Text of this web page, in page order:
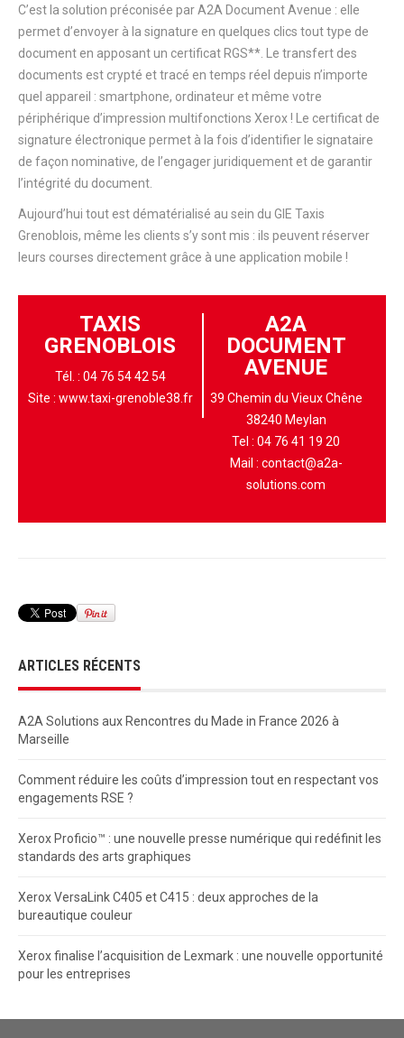
C’est la solution préconisée par A2A Document Avenue : elle
permet d’envoyer à la signature en quelques clics tout type de
document en apposant un certificat RGS**. Le transfert des
documents est crypté et tracé en temps réel depuis n’importe
quel appareil : smartphone, ordinateur et même votre
périphérique d’impression multifonctions Xerox ! Le certificat de
signature électronique permet à la fois d’identifier le signataire
de façon nominative, de l’engager juridiquement et de garantir
l’intégrité du document.
Aujourd’hui tout est dématérialisé au sein du GIE Taxis
Grenoblois, même les clients s’y sont mis : ils peuvent réserver
leurs courses directement grâce à une application mobile !
TAXIS
GRENOBLOIS
Tél. : 04 76 54 42 54
Site : www.taxi-grenoble38.fr
A2A
DOCUMENT
AVENUE
39 Chemin du Vieux Chêne
38240 Meylan
Tel :04 76 41 19 20
Mail : contact@a2a-
solutions.com
ARTICLES RÉCENTS
A2A Solutions aux Rencontres du Made in France 2026 à
Marseille
Comment réduire les coûts d’impression tout en respectant vos
engagements RSE ?
Xerox Proficio™ : une nouvelle presse numérique qui redéfinit les
standards des arts graphiques
Xerox VersaLink C405 et C415 : deux approches de la
bureautique couleur
Xerox finalise l’acquisition de Lexmark : une nouvelle opportunité
pour les entreprises